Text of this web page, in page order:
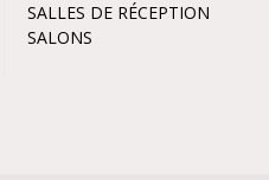
SALLES DE RÉCEPTION
SALONS